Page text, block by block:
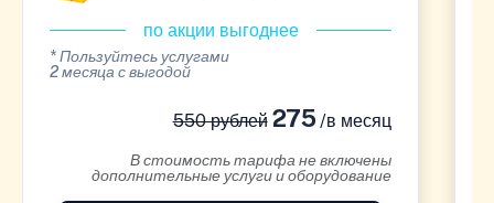
по акции выгоднее
* Пользуйтесь услугами
2 месяца с выгодой
550 рублей275 /в месяц
В стоимость тарифа не включены
дополнительные услуги и оборудование